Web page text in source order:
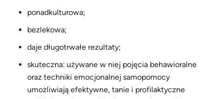
ponadkulturowa;
bezlekowa;
daje długotrwałe rezultaty;
skuteczna: używane w niej pojęcia behawioralne
oraz techniki emocjonalnej samopomocy
umożliwiają efektywne, tanie i profilaktyczne